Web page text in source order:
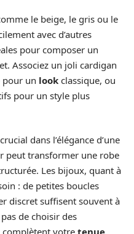
le beige, le gris ou le
avec d’autres
pour composer un
Associez un joli cardigan
pour un look classique, ou
pour un style plus
dans l’élégance d’une
peut transformer une robe
Les bijoux, quant à
: de petites boucles
discret suffisent souvent à
de choisir des
complètent votre tenue